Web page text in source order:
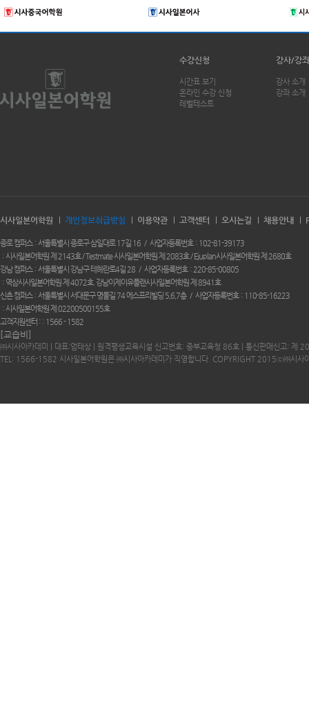
수강신청
시간표 보기
온라인 수강 신청
레벨테스트
강사/강좌
강사 소개
강좌 소개
시사일본어학원 개인정보취급방침 이용약관 고객센터 오시는길 채용안내
종로 캠퍼스 서울특별시 종로구 삼일대로 17길 16 사업자등록번호
102-81-39173
시사일본어학원 제 2143호 / Testmate 시사일본어학원 제 2083호 / Ejuplan시사일본어학원 제 2680호
강남 캠퍼스
서울특별시 강남구 테헤란로4길 28 사업자등록번호
220-85-00805
역삼시사일본어학원 제 4072호. 강남이제이유플랜시사일본어학원 제 8941호
신촌 캠퍼스
서울특별시 서대문구 명물길 74 에스프리빌딩 5,6,7층 사업자등록번호
110-85-16223
시사일본어학원 제 02200500155호
고객지원센터 :
1566 - 1582
[교습비]
㈜시사아카데미 | 대표:엄태상 | 원격평생교육시설 신고번호: 중부교육청 86호 | 통신판매신고: 제
TEL: 1566-1582 시사일본어학원은 ㈜시사아카데미가 직영합니다. COPYRIGHT 2015ⓒ㈜시사